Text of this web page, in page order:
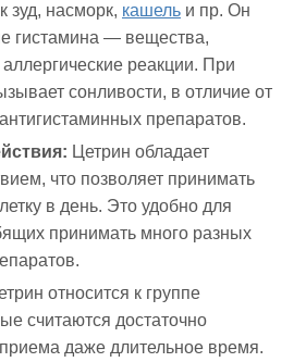
зуд, насморк, кашель и пр. Он
гистамина — вещества,
реакции. При
сонливости, в отличие от
препаратов.
Цетрин обладает
что позволяет принимать
в день. Это удобно для
принимать много разных
относится к группе
считаются достаточно
даже длительное время.